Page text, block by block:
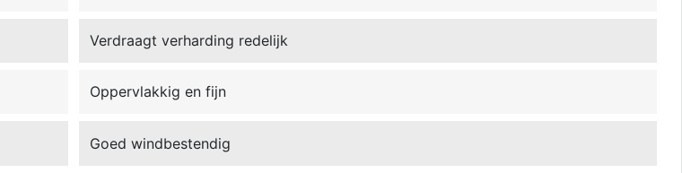
Verdraagt verharding redelijk
Oppervlakkig en fijn
Goed windbestendig